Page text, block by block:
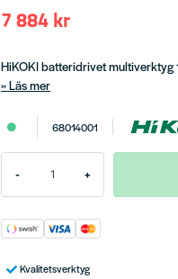
7 884 kr
HiKOKI batteridrivet multiverktyg
Läs mer
68014001
- +
Kvalitetsverktyg